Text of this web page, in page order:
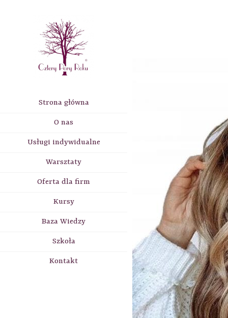
Strona główna
O nas
Usługi indywidualne
Warsztaty
Oferta dla firm
Kursy
Baza Wiedzy
Szkoła
Kontakt